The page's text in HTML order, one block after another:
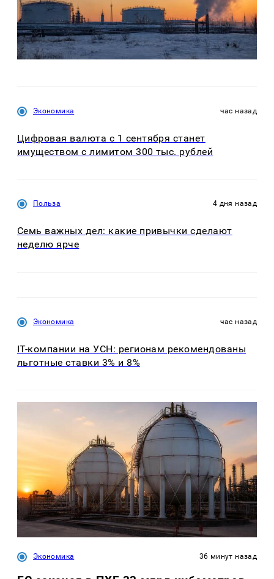
Экономика час назад
Цифровая валюта с 1 сентября станет
имуществом с лимитом 300 тыс. рублей
Польза 4 дня назад
Семь важных дел: какие привычки сделают
неделю ярче
Экономика час назад
IT-компании на УСН: регионам рекомендованы
льготные ставки 3% и 8%
Экономика 36 минут назад